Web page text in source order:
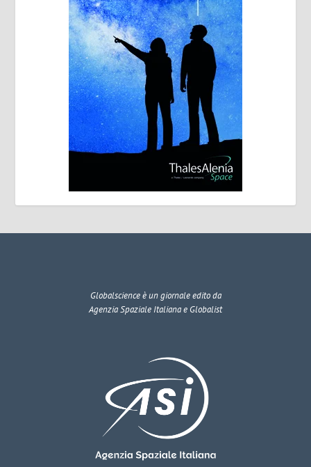
Globalscienceè un giornale edito da
Agenzia Spaziale Italiana e Globalist